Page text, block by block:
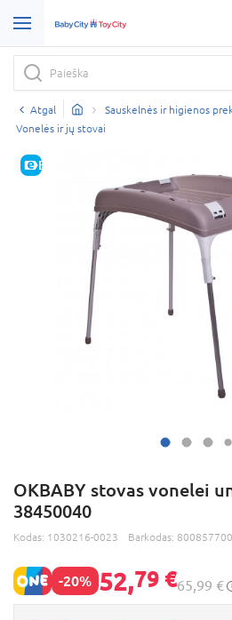
Atgal Sauskelnės ir higienos
Vonelės ir jų stovai
E-KAINA
OKBABY stovas vonelei
38450040
Kodas: 1030216-0023 Barkodas:
-20% 52,79 €65,99 €